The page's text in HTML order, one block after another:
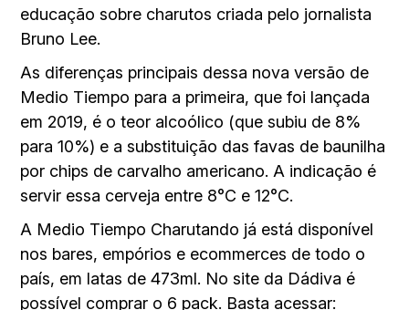
educação sobre charutos criada pelo jornalista
Bruno Lee.
As diferenças principais dessa nova versão de
Medio Tiempo para a primeira, que foi lançada
em 2019, é o teor alcoólico (que subiu de 8%
para 10%) e a substituição das favas de baunilha
por chips de carvalho americano. A indicação é
servir essa cerveja entre 8°C e 12°C.
A Medio Tiempo Charutando já está disponível
nos bares, empórios e ecommerces de todo o
país, em latas de 473ml. No site da Dádiva é
possível comprar o 6 pack. Basta acessar: